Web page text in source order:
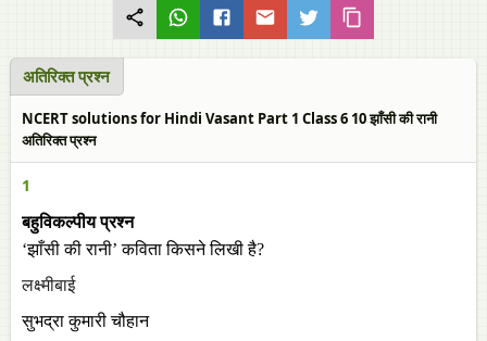
अतिरिक्त प्रश्न
NCERT solutions for Hindi Vasant Part 1 Class 6 10 झाँसी की रानी
अतिरिक्त प्रश्न
1
बहुविकल्पीय प्रश्न
‘झाँसी की रानी’ कविता किसने लिखी है?
लक्ष्मीबाई
सुभद्रा कुमारी चौहान